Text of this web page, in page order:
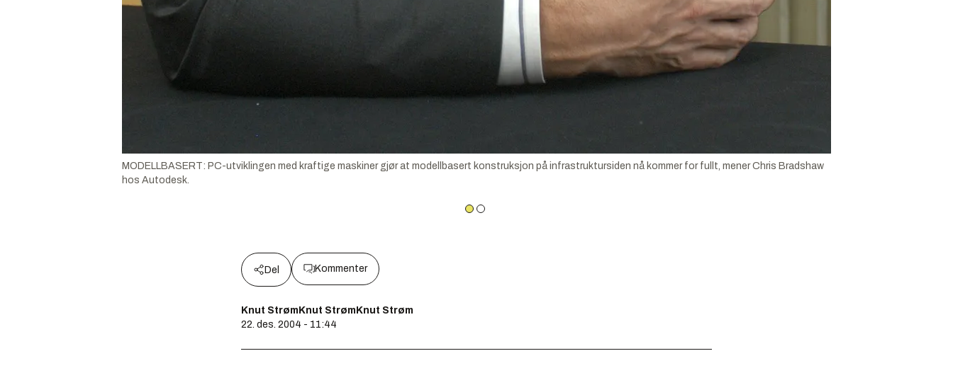
MODELLBASERT: PC-utviklingen med kraftige maskiner gjør at modellbasert konstruksjon på infrastruktursiden nå kommer for fullt, mener Chris Bradshaw
hos Autodesk.
Del Kommenter
Knut StrømKnut StrømKnut Strøm
22. des. 2004 - 11:44